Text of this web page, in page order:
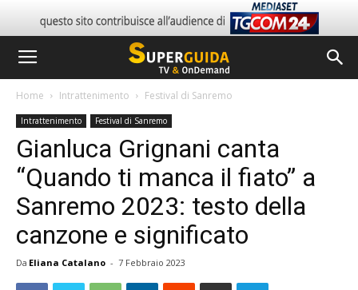
Home Intrattenimento Festival di Sanremo
Intrattenimento Festival di Sanremo
Gianluca Grignani canta
“Quando ti manca il fiato” a
Sanremo 2023: testo della
canzone e significato
Da Eliana Catalano - 7 Febbraio 2023